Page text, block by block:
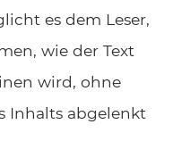
es dem Leser,
wie der Text
wird, ohne
Inhalts abgelenkt